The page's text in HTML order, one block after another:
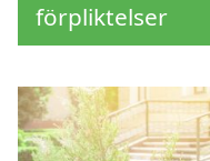
förpliktelser